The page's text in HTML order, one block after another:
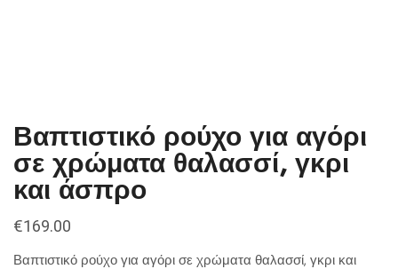
Βαπτιστικό ρούχο για αγόρι
σε χρώματα θαλασσί, γκρι
και άσπρο
€169.00
Βαπτιστικό ρούχο για αγόρι σε χρώματα θαλασσί, γκρι και